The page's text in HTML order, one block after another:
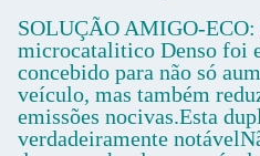
SOLUÇÃO AMIGO-ECO:
microcatalitico Denso foi
concebido para não só
veículo, mas também
emissões nocivas.Esta
verdadeiramente